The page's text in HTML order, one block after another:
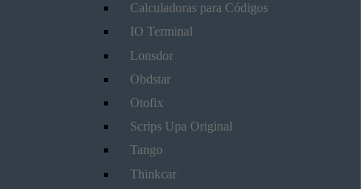
Calculadoras para Códigos
IO Terminal
Lonsdor
Obdstar
Otofix
Scrips Upa Original
Tango
Thinkcar